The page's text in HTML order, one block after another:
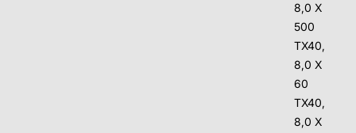
8,0 X
500
TX40,
8,0 X
60
TX40,
8,0 X